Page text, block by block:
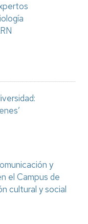
y
el Campus de
cultural y social